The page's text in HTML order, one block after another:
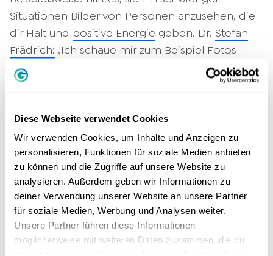
Diese Webseite verwendet Cookies
Wir verwenden Cookies, um Inhalte und Anzeigen zu
personalisieren, Funktionen für soziale Medien anbieten
zu können und die Zugriffe auf unsere Website zu
analysieren. Außerdem geben wir Informationen zu
deiner Verwendung unserer Website an unsere Partner
für soziale Medien, Werbung und Analysen weiter.
Unsere Partner führen diese Informationen
möglicherweise mit weiteren Daten zusammen, die du
Situationen Bilder von Personen anzusehen, die
dir Halt und positive Energie geben. Dr. Stefan
Frädrich: „Ich schaue mir zum Beispiel Fotos
meiner Familie an.“ Vielleicht ist das auch für
dich die richtige Methode, um sofort in gute
2. Gute-Laune-Tipp: Ruf deine
Liebsten an
Ob mit deinem besten Freund, deinem Partner,
einem Elternteil oder einem anderen lieben
Menschen – je nach Situation kann es helfen,
sich auszusprechen, um Rat zu fragen oder
einfach nur zu reden. So kann dich dein